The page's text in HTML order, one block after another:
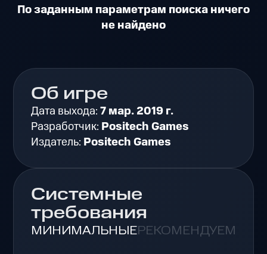
По заданным параметрам поиска ничего
не найдено
Об игре
Дата выхода:7 мар. 2019 г.
Разработчик: Positech Games
Издатель: Positech Games
Системные
требования
МИНИМАЛЬНЫЕРЕКОМЕНДУЕМЫЕ